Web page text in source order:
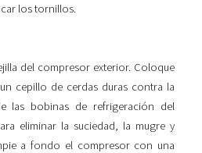
los tornillos.
del compresor exterior. Coloque
cepillo de cerdas duras contra la
las bobinas de refrigeración del
eliminar la suciedad, la mugre y
a fondo el compresor con una